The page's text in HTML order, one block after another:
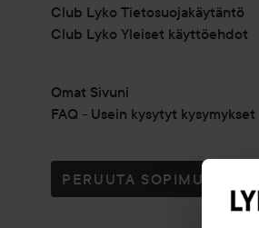
Club Lyko Tietosuojakäytäntö
Club Lyko Yleiset käyttöehdot
Omat Sivuni
FAQ - Usein kysytyt kysymykset
PERUUTA SOPIMUS TÄSTÄ